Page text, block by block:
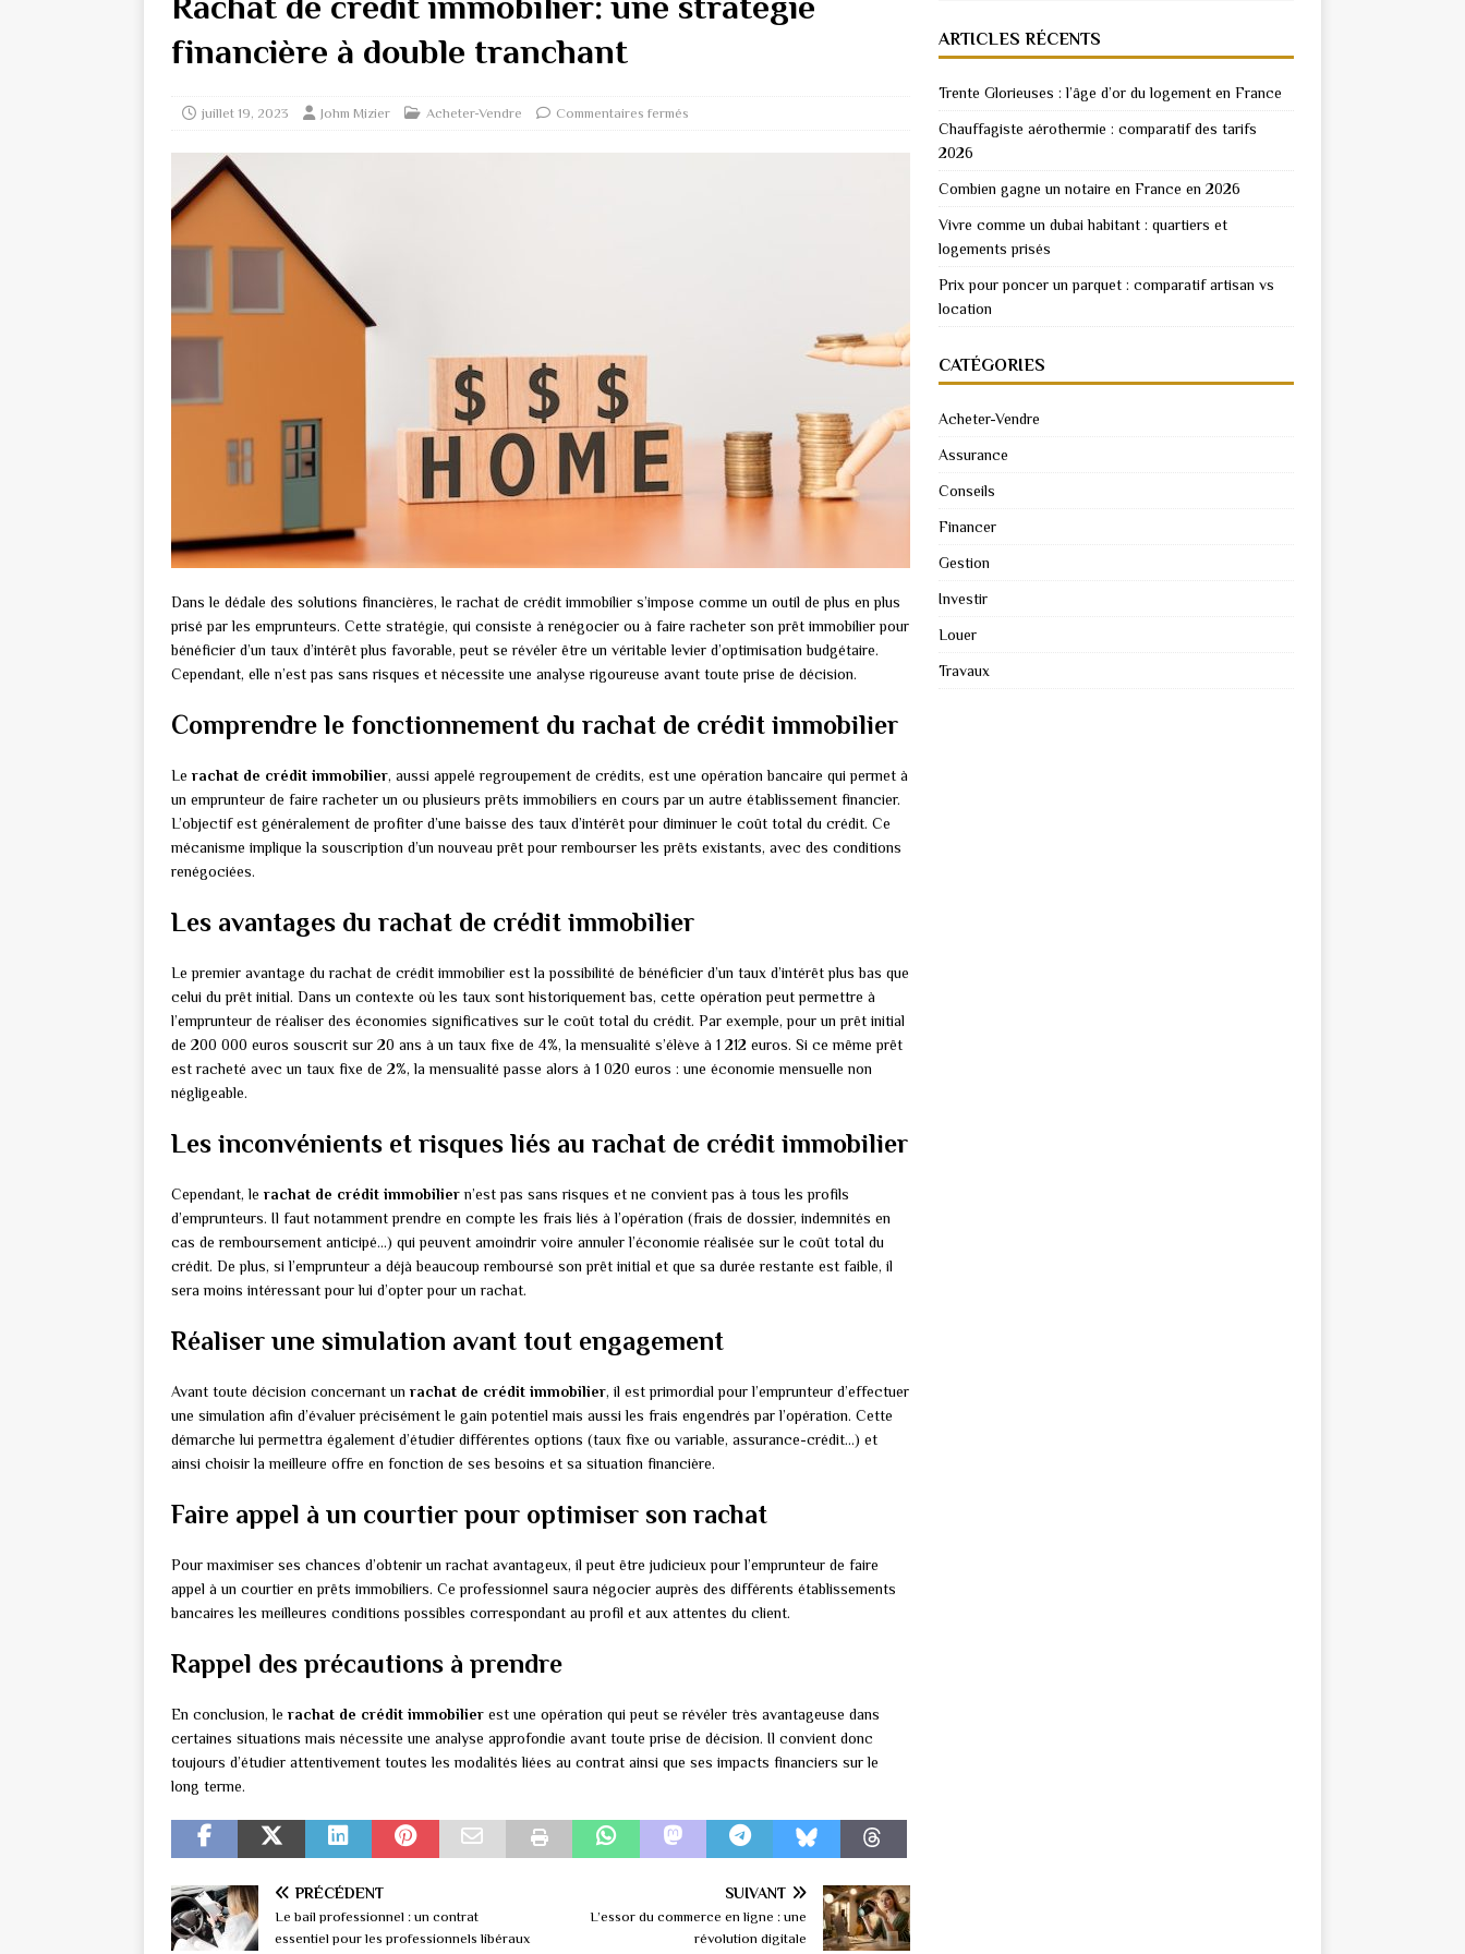
financière à double tranchant
juillet 19, 2023 Johm Mizier Acheter-Vendre Commentaires fermés
Dans le dédale des solutions financières, le rachat de crédit immobilier s’impose comme un outil de plus en plus
prisé par les emprunteurs. Cette stratégie, qui consiste à renégocier ou à faire racheter son prêt immobilier pour
bénéficier d’un taux d’intérêt plus favorable, peut se révéler être un véritable levier d’optimisation budgétaire.
Cependant, elle n’est pas sans risques et nécessite une analyse rigoureuse avant toute prise de décision.
Comprendre le fonctionnement du rachat de crédit immobilier
Le rachat de crédit immobilier, aussi appelé regroupement de crédits, est une opération bancaire qui permet à
un emprunteur de faire racheter un ou plusieurs prêts immobiliers en cours par un autre établissement financier.
L’objectif est généralement de profiter d’une baisse des taux d’intérêt pour diminuer le coût total du crédit. Ce
mécanisme implique la souscription d’un nouveau prêt pour rembourser les prêts existants, avec des conditions
renégociées.
Les avantages du rachat de crédit immobilier
Le premier avantage du rachat de crédit immobilier est la possibilité de bénéficier d’un taux d’intérêt plus bas que
celui du prêt initial. Dans un contexte où les taux sont historiquement bas, cette opération peut permettre à
l’emprunteur de réaliser des économies significatives sur le coût total du crédit. Par exemple, pour un prêt initial
de 200 000 euros souscrit sur 20 ans à un taux fixe de 4%, la mensualité s’élève à 1 212 euros. Si ce même prêt
est racheté avec un taux fixe de 2%, la mensualité passe alors à 1 020 euros : une économie mensuelle non
négligeable.
Les inconvénients et risques liés au rachat de crédit immobilier
Cependant, le rachat de crédit immobiliern’est pas sans risques et ne convient pas à tous les profils
d’emprunteurs. Il faut notamment prendre en compte les frais liés à l’opération (frais de dossier, indemnités en
cas de remboursement anticipé…) qui peuvent amoindrir voire annuler l’économie réalisée sur le coût total du
crédit. De plus, si l’emprunteur a déjà beaucoup remboursé son prêt initial et que sa durée restante est faible, il
sera moins intéressant pour lui d’opter pour un rachat.
Réaliser une simulation avant tout engagement
Avant toute décision concernant un rachat de crédit immobilier, il est primordial pour l’emprunteur d’effectuer
une simulation afin d’évaluer précisément le gain potentiel mais aussi les frais engendrés par l’opération. Cette
démarche lui permettra également d’étudier différentes options (taux fixe ou variable, assurance-crédit…) et
ainsi choisir la meilleure offre en fonction de ses besoins et sa situation financière.
Faire appel à un courtier pour optimiser son rachat
Pour maximiser ses chances d’obtenir un rachat avantageux, il peut être judicieux pour l’emprunteur de faire
appel à un courtier en prêts immobiliers. Ce professionnel saura négocier auprès des différents établissements
bancaires les meilleures conditions possibles correspondant au profil et aux attentes du client.
Rappel des précautions à prendre
En conclusion, le rachat de crédit immobilier est une opération qui peut se révéler très avantageuse dans
certaines situations mais nécessite une analyse approfondie avant toute prise de décision. Il convient donc
toujours d’étudier attentivement toutes les modalités liées au contrat ainsi que ses impacts financiers sur le
long terme.
PRÉCÉDENT
Le bail professionnel : un contrat
essentiel pour les professionnels libéraux
SUIVANT
L’essor du commerce en ligne : une
révolution digitale
ARTICLES RÉCENTS
Trente Glorieuses : l’âge d’or du logement en France
Chauffagiste aérothermie : comparatif des tarifs
2026
Combien gagne un notaire en France en 2026
Vivre comme un dubai habitant : quartiers et
logements prisés
Prix pour poncer un parquet : comparatif artisan vs
location
CATÉGORIES
Acheter-Vendre
Assurance
Conseils
Financer
Gestion
Investir
Louer
Travaux